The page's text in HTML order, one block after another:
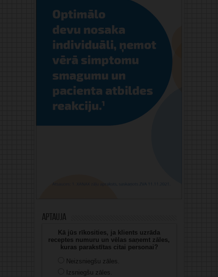
Aptauja
Kā jūs rīkosities, ja klients uzrāda
receptes numuru un vēlas saņemt zāles,
kuras parakstītas citai personai?
Neizsniegšu zāles.
Izsniegšu zāles.